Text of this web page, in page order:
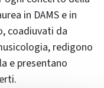
in DAMS e in
coadiuvati da
redigono
e presentano